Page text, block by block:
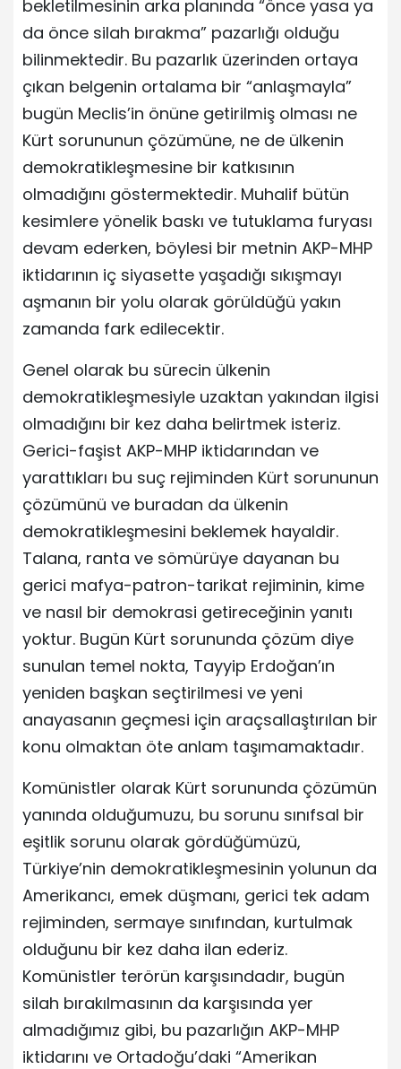
bekletilmesinin arka planında “önce yasa ya
da önce silah bırakma” pazarlığı olduğu
bilinmektedir. Bu pazarlık üzerinden ortaya
çıkan belgenin ortalama bir “anlaşmayla”
bugün Meclis’in önüne getirilmiş olması ne
Kürt sorununun çözümüne, ne de ülkenin
demokratikleşmesine bir katkısının
olmadığını göstermektedir. Muhalif bütün
kesimlere yönelik baskı ve tutuklama furyası
devam ederken, böylesi bir metnin AKP-MHP
iktidarının iç siyasette yaşadığı sıkışmayı
aşmanın bir yolu olarak görüldüğü yakın
zamanda fark edilecektir.
Genel olarak bu sürecin ülkenin
demokratikleşmesiyle uzaktan yakından ilgisi
olmadığını bir kez daha belirtmek isteriz.
Gerici-faşist AKP-MHP iktidarından ve
yarattıkları bu suç rejiminden Kürt sorununun
çözümünü ve buradan da ülkenin
demokratikleşmesini beklemek hayaldir.
Talana, ranta ve sömürüye dayanan bu
gerici mafya-patron-tarikat rejiminin, kime
ve nasıl bir demokrasi getireceğinin yanıtı
yoktur. Bugün Kürt sorununda çözüm diye
sunulan temel nokta, Tayyip Erdoğan’ın
yeniden başkan seçtirilmesi ve yeni
anayasanın geçmesi için araçsallaştırılan bir
konu olmaktan öte anlam taşımamaktadır.
Komünistler olarak Kürt sorununda çözümün
yanında olduğumuzu, bu sorunu sınıfsal bir
eşitlik sorunu olarak gördüğümüzü,
Türkiye’nin demokratikleşmesinin yolunun da
Amerikancı, emek düşmanı, gerici tek adam
rejiminden, sermaye sınıfından, kurtulmak
olduğunu bir kez daha ilan ederiz.
Komünistler terörün karşısındadır, bugün
silah bırakılmasının da karşısında yer
almadığımız gibi, bu pazarlığın AKP-MHP
iktidarını ve Ortadoğu’daki “Amerikan